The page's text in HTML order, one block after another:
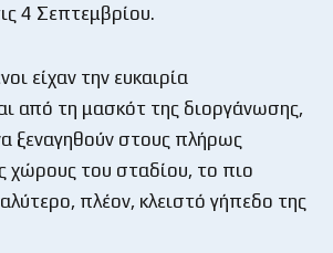
4 Σεπτεμβρίου.
είχαν την ευκαιρία
από τη μασκότ της διοργάνωσης,
ξεναγηθούν στους πλήρως
χώρους του σταδίου, το πιο
πλέον, κλειστό γήπεδο της